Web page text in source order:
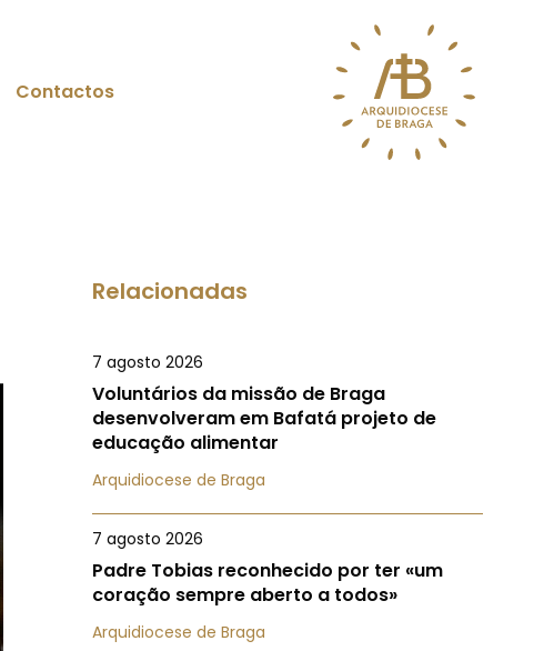
Contactos
Relacionadas
7 agosto 2026
Voluntários da missão de Braga
desenvolveram em Bafatá projeto de
educação alimentar
Arquidiocese de Braga
7 agosto 2026
Padre Tobias reconhecido por ter «um
coração sempre aberto a todos»
Arquidiocese de Braga